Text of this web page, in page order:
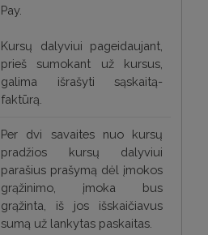
Pay.
Kursų dalyviui pageidaujant,
prieš sumokant už kursus,
galima išrašyti sąskaitą-
faktūrą.
Per dvi savaites nuo kursų
pradžios kursų dalyviui
parašius prašymą dėl įmokos
grąžinimo, įmoka bus
grąžinta, iš jos išskaičiavus
sumą už lankytas paskaitas.